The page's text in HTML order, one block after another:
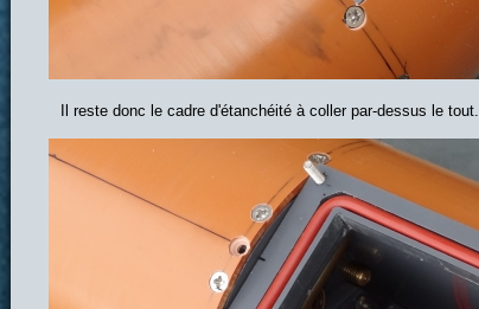
Il reste donc le cadre d'étanchéité à coller par-dessus le tout.